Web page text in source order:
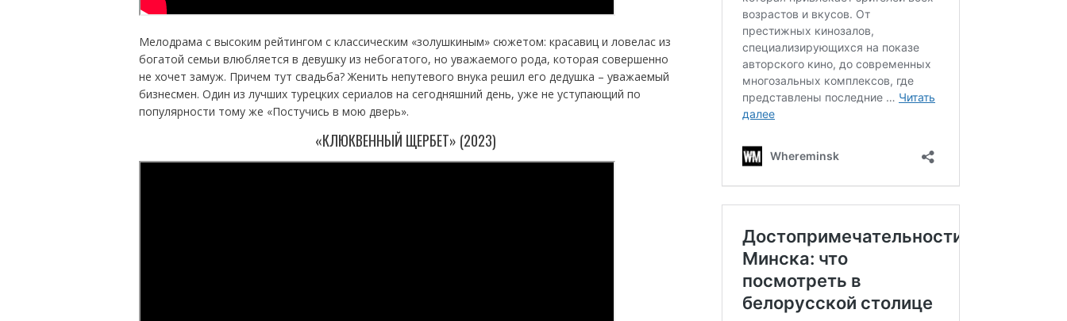
Мелодрама с высоким рейтингом с классическим «золушкиным» сюжетом: красавиц и ловелас из
богатой семьи влюбляется в девушку из небогатого, но уважаемого рода, которая совершенно
не хочет замуж. Причем тут свадьба? Женить непутевого внука решил его дедушка – уважаемый
бизнесмен. Один из лучших турецких сериалов на сегодняшний день, уже не уступающий по
популярности тому же «Постучись в мою дверь».
«КЛЮКВЕННЫЙ ЩЕРБЕТ» (2023)